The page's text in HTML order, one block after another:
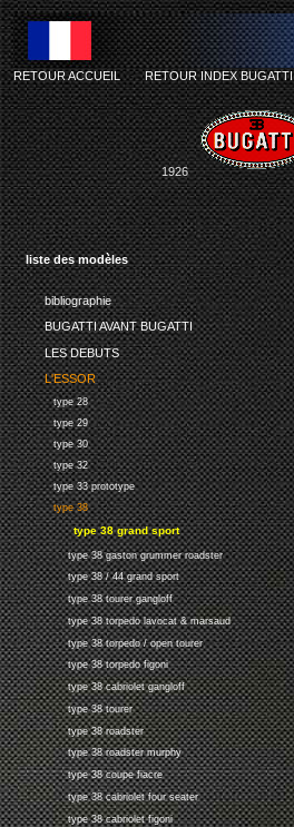
liste des modèles
bibliographie
BUGATTI AVANT BUGATTI
LES DEBUTS
L'ESSOR
type 28
type 29
type 30
type 32
type 33 prototype
type 38
type 38 grand sport
type 38 gaston grummer roadster
type 38 / 44 grand sport
type 38 tourer gangloff
type 38 torpedo lavocat & marsaud
type 38 torpedo / open tourer
type 38 torpedo figoni
type 38 cabriolet gangloff
type 38 tourer
type 38 roadster
type 38 roadster murphy
type 38 coupe fiacre
type 38 cabriolet four seater
type 38 cabriolet figoni
RETOUR ACCUEIL-RETOUR INDEX BUGATTI
1926